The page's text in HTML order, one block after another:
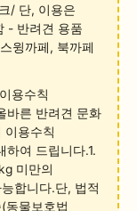
/ 단, 이용은
- 반려견 용품
윙까페, 북까페
용수칙
바른 반려견 문화
이용수칙
하여 드립니다.1.
미만의
합니다.단, 법적
동물보호법